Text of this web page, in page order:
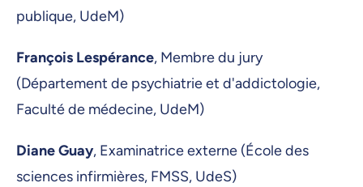
publique, UdeM)
François Lespérance, Membre du jury
(Département de psychiatrie et d'addictologie,
Faculté de médecine, UdeM)
Diane Guay, Examinatrice externe (École des
sciences infirmières, FMSS, UdeS)